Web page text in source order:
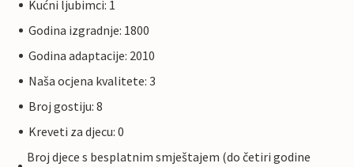
Kućni ljubimci: 1
Godina izgradnje: 1800
Godina adaptacije: 2010
Naša ocjena kvalitete: 3
Broj gostiju: 8
Kreveti za djecu: 0
Broj djece s besplatnim smještajem (do četiri godine